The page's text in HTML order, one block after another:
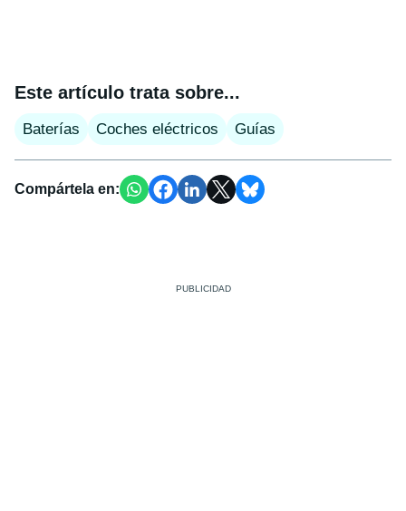
Este artículo trata sobre...
Baterías Coches eléctricos Guías
Compártela en: